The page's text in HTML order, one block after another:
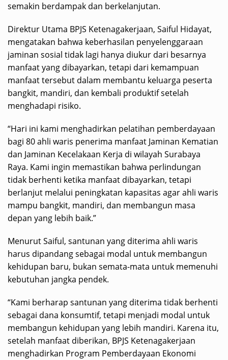
semakin berdampak dan berkelanjutan.
Direktur Utama BPJS Ketenagakerjaan, Saiful Hidayat,
mengatakan bahwa keberhasilan penyelenggaraan
jaminan sosial tidak lagi hanya diukur dari besarnya
manfaat yang dibayarkan, tetapi dari kemampuan
manfaat tersebut dalam membantu keluarga peserta
bangkit, mandiri, dan kembali produktif setelah
menghadapi risiko.
“Hari ini kami menghadirkan pelatihan pemberdayaan
bagi 80 ahli waris penerima manfaat Jaminan Kematian
dan Jaminan Kecelakaan Kerja di wilayah Surabaya
Raya. Kami ingin memastikan bahwa perlindungan
tidak berhenti ketika manfaat dibayarkan, tetapi
berlanjut melalui peningkatan kapasitas agar ahli waris
mampu bangkit, mandiri, dan membangun masa
depan yang lebih baik.”
Menurut Saiful, santunan yang diterima ahli waris
harus dipandang sebagai modal untuk membangun
kehidupan baru, bukan semata-mata untuk memenuhi
kebutuhan jangka pendek.
“Kami berharap santunan yang diterima tidak berhenti
sebagai dana konsumtif, tetapi menjadi modal untuk
membangun kehidupan yang lebih mandiri. Karena itu,
setelah manfaat diberikan, BPJS Ketenagakerjaan
menghadirkan Program Pemberdayaan Ekonomi